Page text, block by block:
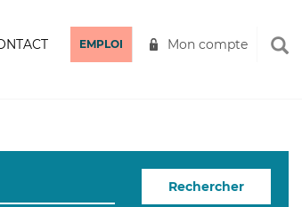
EMPLOI Mon compte
Rechercher